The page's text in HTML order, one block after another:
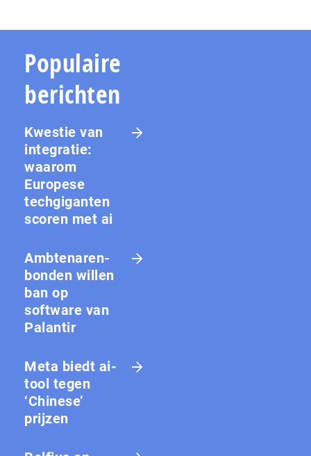
Populaire
berichten
Kwestie van
integratie:
waarom
Europese
techgiganten
scoren met ai
Amb­te­na­ren­
bon­den willen
ban op
software van
Palantir
Meta biedt ai-
tool tegen
‘Chinese’
prijzen